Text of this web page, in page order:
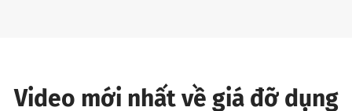
Video mới nhất về giá đỡ dụng